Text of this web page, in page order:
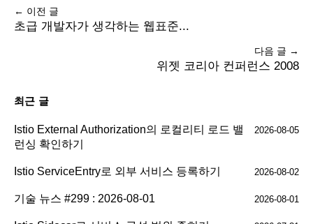
← 이전 글
초급 개발자가 생각하는 웹표준...
다음 글 →
위젯 코리아 컨퍼런스 2008
최근 글
Istio External Authorization의 로컬리티 로드 밸
런싱 확인하기
2026-08-05
Istio ServiceEntry로 외부 서비스 등록하기 2026-08-02
기술 뉴스 #299 : 2026-08-01 2026-08-01